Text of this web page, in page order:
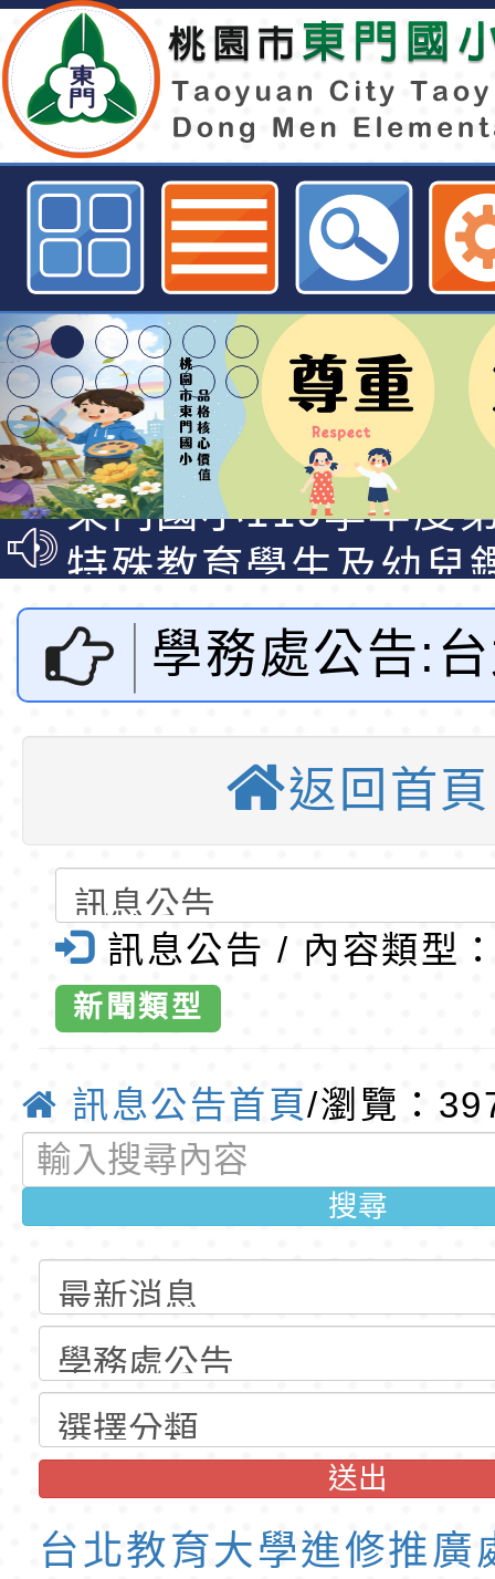
台北教育大學進修推廣處推廣教育
冬令營」營隊簡章公告-桃園市東
東門國小115學年度
梯特教代課教師甄選
公告(尚有缺額)
東門國小115學年度
梯特教代理教師甄選
公告(尚有缺額)
特殊教育學生及幼兒
明手冊(修訂版)與學
說明影片
轉知臺中市政府政風
光城市手牽手，綠能
走」動畫影片
本府115年70歲以上
員健康講座「吃得安
心」，請退休同仁踴
清華光罩教學專業論
動時代中的好老師：
轉環境部「淨零綠領
「115年食農教育專
訓練課程」，歡迎已
育專業人員資格者報
錄取公告-桃園市桃
民小學115學年度「
理人員」甄選
東門國小115學年度
梯特教代課教師甄選
東門國小115學年度
公告(尚有缺額)
梯特教代理教師甄選
公告(尚有缺額)
特殊教育學生及幼兒
明手冊(修訂版)與學
說明影片
轉知臺中市政府政風
光城市手牽手，綠能
走」動畫影片
本府115年70歲以上
員健康講座「吃得安
心」，請退休同仁踴
清華光罩教學專業論
動時代中的好老師：
教師韌性
轉環境部「淨零綠領
程」
轉農業部桃園區農業
「115年食農教育專
訓練課程」，歡迎已
育專業人員資格者報
錄取公告-桃園市桃
民小學115學年度「
理人員」甄選
東門國小115學年度
梯特教代課教師甄選
學務處公告:
大學進修推
教育中心辦
冬令營」營
告-桃園市東
返回首頁
訊息公告 / 內容類型
新聞類型
訊息公告首頁/瀏覽：
搜尋
送出
台北教育大學進修推廣